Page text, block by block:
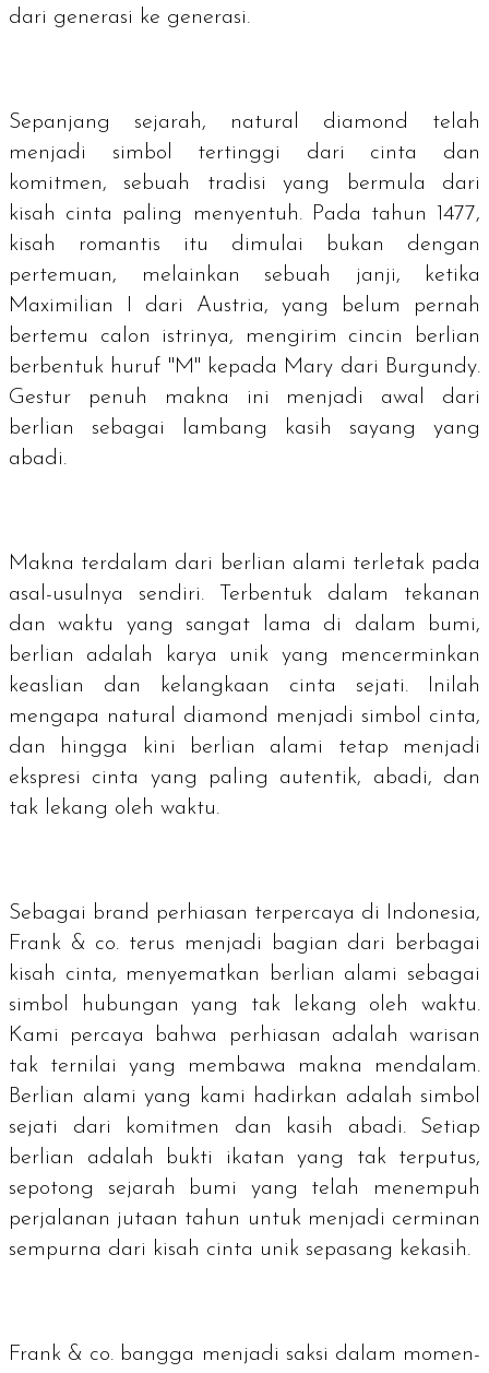
dari generasi ke generasi.
Sepanjang sejarah, natural diamond telah
menjadi simbol tertinggi dari cinta dan
komitmen, sebuah tradisi yang bermula dari
kisah cinta paling menyentuh. Pada tahun 1477,
kisah romantis itu dimulai bukan dengan
pertemuan, melainkan sebuah janji, ketika
Maximilian I dari Austria, yang belum pernah
bertemu calon istrinya, mengirim cincin berlian
berbentuk huruf "M" kepada Mary dari Burgundy.
Gestur penuh makna ini menjadi awal dari
berlian sebagai lambang kasih sayang yang
abadi.
Makna terdalam dari berlian alami terletak pada
asal-usulnya sendiri. Terbentuk dalam tekanan
dan waktu yang sangat lama di dalam bumi,
berlian adalah karya unik yang mencerminkan
keaslian dan kelangkaan cinta sejati. Inilah
mengapa natural diamond menjadi simbol cinta,
dan hingga kini berlian alami tetap menjadi
ekspresi cinta yang paling autentik, abadi, dan
tak lekang oleh waktu.
Sebagai brand perhiasan terpercaya di Indonesia,
Frank & co. terus menjadi bagian dari berbagai
kisah cinta, menyematkan berlian alami sebagai
simbol hubungan yang tak lekang oleh waktu.
Kami percaya bahwa perhiasan adalah warisan
tak ternilai yang membawa makna mendalam.
Berlian alami yang kami hadirkan adalah simbol
sejati dari komitmen dan kasih abadi. Setiap
berlian adalah bukti ikatan yang tak terputus,
sepotong sejarah bumi yang telah menempuh
perjalanan jutaan tahun untuk menjadi cerminan
sempurna dari kisah cinta unik sepasang kekasih.
Frank & co. bangga menjadi saksi dalam momen-